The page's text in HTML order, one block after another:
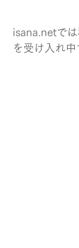
isana.netで
を受け入れ中